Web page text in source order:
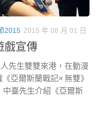
2015 2015 年 08 月 01 日
戲宣傳
先生雙雙來港，在動漫
亞爾斯蘭戰記× 無雙》
臺先生介紹《亞爾斯